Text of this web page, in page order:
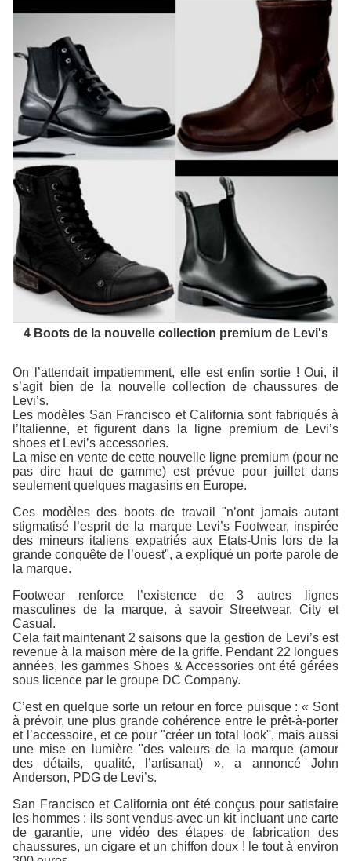
4 Boots de la nouvelle collection premium de Levi's
On l’attendait impatiemment, elle est enfin sortie ! Oui, il
s’agit bien de la nouvelle collection de chaussures de
Levi’s.
Les modèles San Francisco et California sont fabriqués à
l’Italienne, et figurent dans la ligne premium de Levi’s
shoes et Levi’s accessories.
La mise en vente de cette nouvelle ligne premium (pour ne
pas dire haut de gamme) est prévue pour juillet dans
seulement quelques magasins en Europe.
Ces modèles des boots de travail "n’ont jamais autant
stigmatisé l’esprit de la marque Levi’s Footwear, inspirée
des mineurs italiens expatriés aux Etats-Unis lors de la
grande conquête de l’ouest", a expliqué un porte parole de
la marque.
Footwear renforce l’existence de 3 autres lignes
masculines de la marque, à savoir Streetwear, City et
Casual.
Cela fait maintenant 2 saisons que la gestion de Levi’s est
revenue à la maison mère de la griffe. Pendant 22 longues
années, les gammes Shoes & Accessories ont été gérées
sous licence par le groupe DC Company.
C’est en quelque sorte un retour en force puisque : « Sont
à prévoir, une plus grande cohérence entre le prêt-à-porter
et l’accessoire, et ce pour "créer un total look", mais aussi
une mise en lumière "des valeurs de la marque (amour
des détails, qualité, l’artisanat) », a annoncé John
Anderson, PDG de Levi’s.
San Francisco et California ont été conçus pour satisfaire
les hommes : ils sont vendus avec un kit incluant une carte
de garantie, une vidéo des étapes de fabrication des
chaussures, un cigare et un chiffon doux ! le tout à environ